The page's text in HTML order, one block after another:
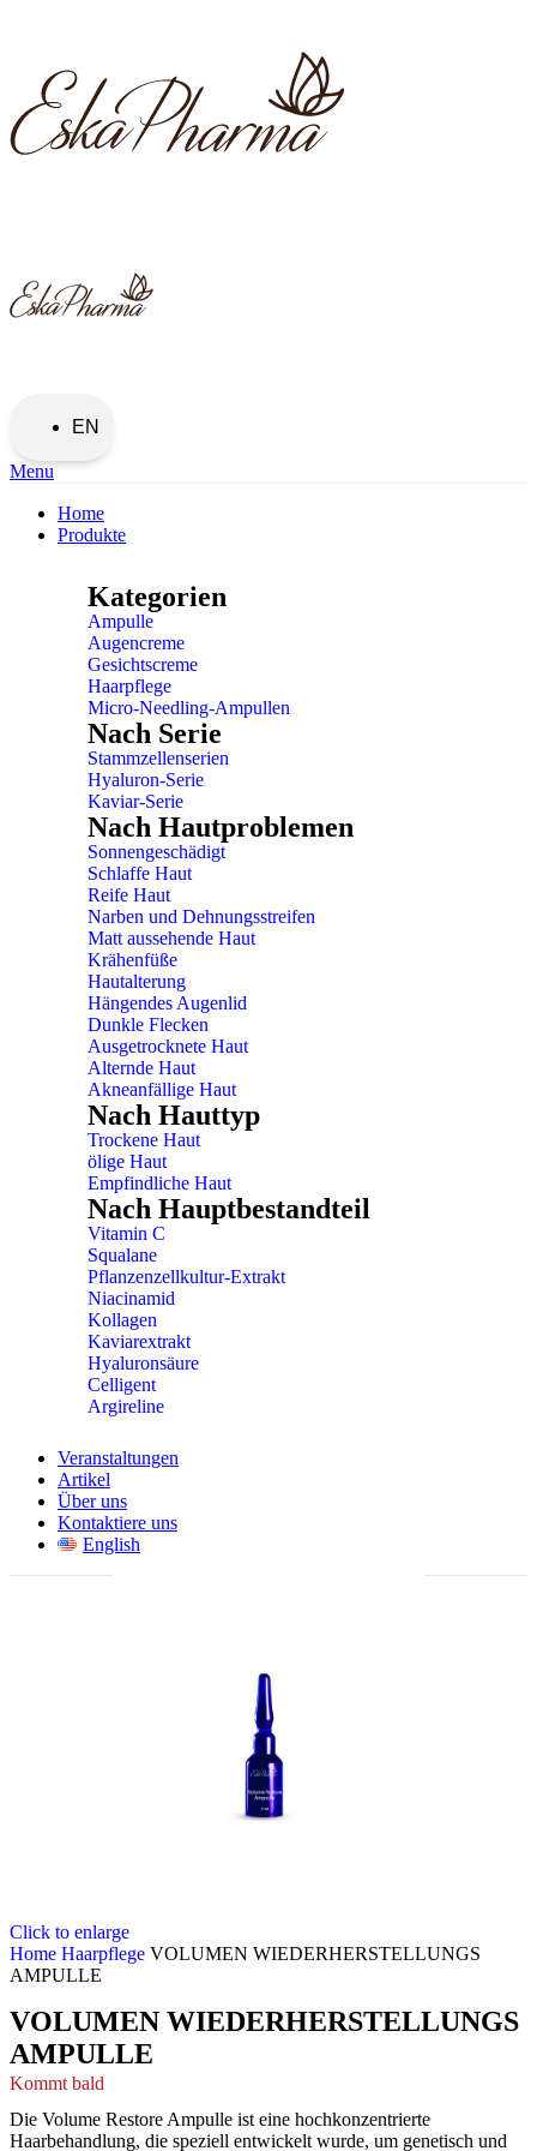
EN
Menu
Home
Produkte
Kategorien
Ampulle
Augencreme
Gesichtscreme
Haarpflege
Micro-Needling-Ampullen
Nach Serie
Stammzellenserien
Hyaluron-Serie
Kaviar-Serie
Nach Hautproblemen
Sonnengeschädigt
Schlaffe Haut
Reife Haut
Narben und Dehnungsstreifen
Matt aussehende Haut
Krähenfüße
Hautalterung
Hängendes Augenlid
Dunkle Flecken
Ausgetrocknete Haut
Alternde Haut
Akneanfällige Haut
Nach Hauttyp
Trockene Haut
ölige Haut
Empfindliche Haut
Nach Hauptbestandteil
Vitamin C
Squalane
Pflanzenzellkultur-Extrakt
Niacinamid
Kollagen
Kaviarextrakt
Hyaluronsäure
Celligent
Argireline
Veranstaltungen
Artikel
Über uns
Kontaktiere uns
English
Click to enlarge
Home Haarpflege VOLUMEN WIEDERHERSTELLUNGS
AMPULLE
VOLUMEN WIEDERHERSTELLUNGS
AMPULLE
Kommt bald
Die Volume Restore Ampulle ist eine hochkonzentrierte
Haarbehandlung, die speziell entwickelt wurde, um genetisch und